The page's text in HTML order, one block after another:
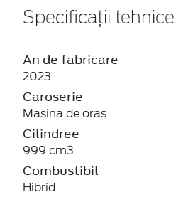
Specificații tehnice
An de fabricare
2023
Caroserie
Masina de oras
Cilindree
999 cm3
Combustibil
Hibrid